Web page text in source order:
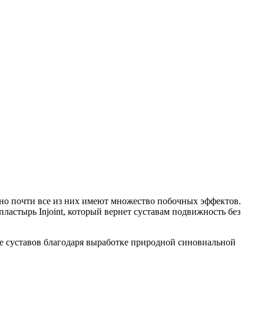
почти все из них имеют множество побочных эффектов.
Injoint, который вернет суставам подвижность без
благодаря выработке природной синовиальной